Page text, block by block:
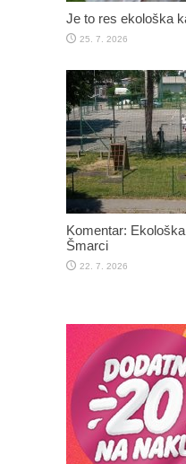
Je to res ekološka
25. 7. 2026
Komentar:
Šmarci
22. 7. 2026